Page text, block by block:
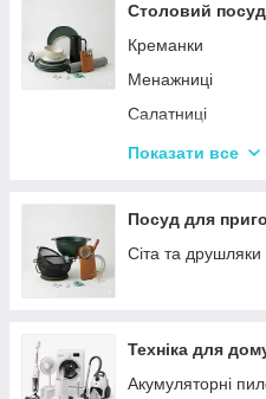
Столовий посуд
Креманки
Менажниці
Салатниці
Сітки та кошики
Посуд для дітей
Сервізи
Бульйонниці
Тарілки
Показати все
Посуд для
Сіта та друшляки
Техніка для
Акумуляторні